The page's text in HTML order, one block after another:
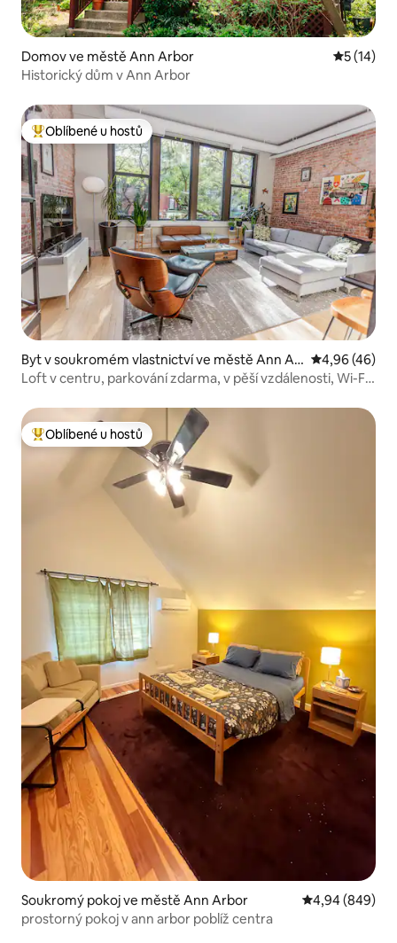
Domov ve městě Ann Arbor Průměrné
5 (14)
Historický dům v Ann Arbor
Nejlepší v kategorii Oblíbené u hostů
Oblíbené u hostů
Byt v soukromém vlastnictví ve městě Ann Ar
bor
Průměrné
4,96 (46)
Loft v centru, parkování zdarma, v pěší vzdálenosti, Wi-Fi,
Nejlepší v kategorii Oblíbené u hostů
Oblíbené u hostů
Soukromý pokoj ve městě Ann Arbor Průměrné
4,94 (849)
prostorný pokoj v ann arbor poblíž centra